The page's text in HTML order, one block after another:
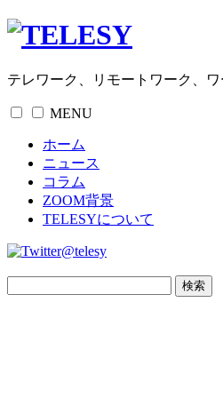
テレワーク、リモートワーク、
MENU
ホーム
ニュース
コラム
ZOOM背景
TELESYについて
@telesy